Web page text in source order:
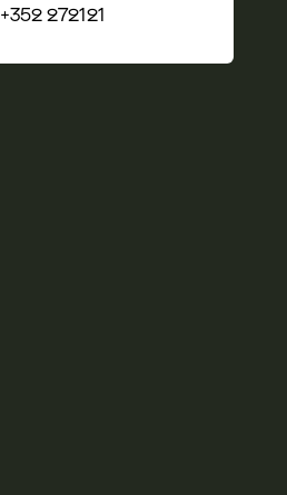
+352 272121